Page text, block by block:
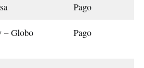
Pago
– Globo
Pago